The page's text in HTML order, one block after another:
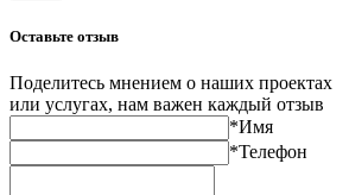
Оставьте отзыв
Поделитесь мнением о наших проектах
или услугах, нам важен каждый отзыв
*Имя
*Телефон